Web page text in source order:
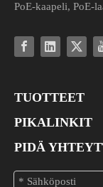
PoE-kaapeli, PoE-
TUOTTEET
PIKALINKIT
PIDÄ